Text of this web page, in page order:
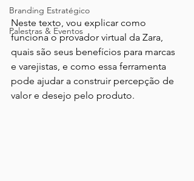
Branding Estratégico
Palestras & Eventos
Neste texto, vou explicar como
funciona o provador virtual da Zara,
quais são seus benefícios para marcas
e varejistas, e como essa ferramenta
pode ajudar a construir percepção de
valor e desejo pelo produto.